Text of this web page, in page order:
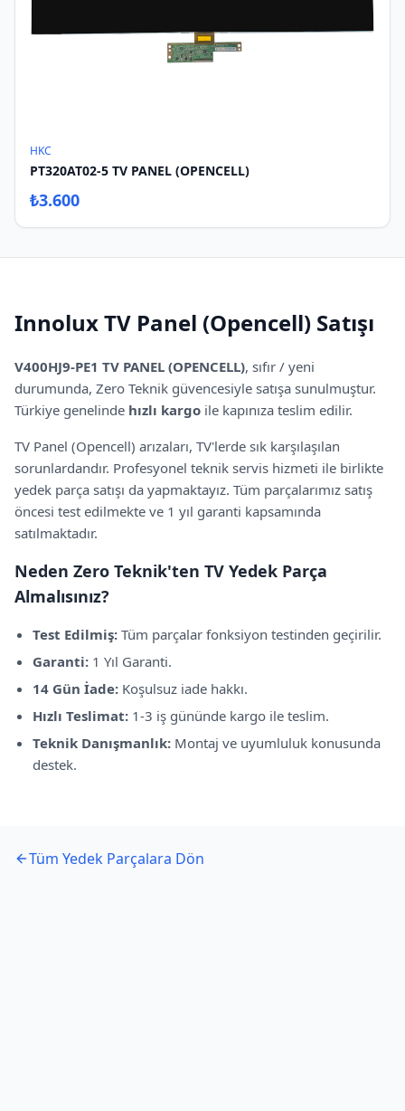
HKC
PT320AT02-5 TV PANEL (OPENCELL)
₺3.600
InnoluxTV Panel (Opencell) Satışı
V400HJ9-PE1 TV PANEL (OPENCELL), sıfır / yeni
durumunda, Zero Teknik güvencesiyle satışa sunulmuştur.
Türkiye genelinde hızlı kargo ile kapınıza teslim edilir.
TV Panel (Opencell) arızaları, TV'lerde sık karşılaşılan
sorunlardandır. Profesyonel teknik servis hizmeti ile birlikte
yedek parça satışı da yapmaktayız. Tüm parçalarımız satış
öncesi test edilmekte ve 1 yıl garanti kapsamında
satılmaktadır.
Neden Zero Teknik'ten TV Yedek Parça
Almalısınız?
Test Edilmiş: Tüm parçalar fonksiyon testinden geçirilir.
Garanti: 1 Yıl Garanti.
14 Gün İade: Koşulsuz iade hakkı.
Hızlı Teslimat: 1-3 iş gününde kargo ile teslim.
Teknik Danışmanlık: Montaj ve uyumluluk konusunda
destek.
Tüm Yedek Parçalara Dön